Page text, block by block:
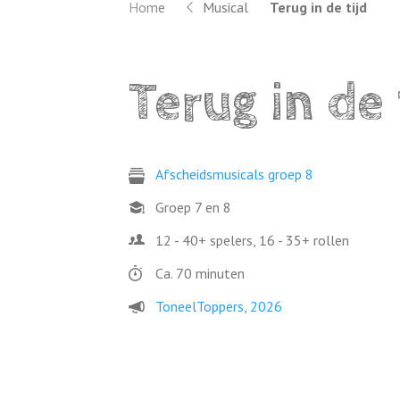
Home Musical Terug in de tijd
Terug in
Afscheidsmusicals groep 8
Groep 7 en 8
12 - 40+ spelers, 16 - 35+ rollen
Ca. 70 minuten
ToneelToppers, 2026